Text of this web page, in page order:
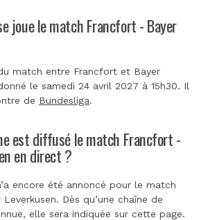
joue le match Francfort - Bayer
match entre Francfort et Bayer
le samedi 24 avril 2027 à 15h30. Il
de Bundesliga.
est diffusé le match Francfort -
en direct ?
encore été annoncé pour le match
Dès qu’une chaîne de
elle sera indiquée sur cette page.